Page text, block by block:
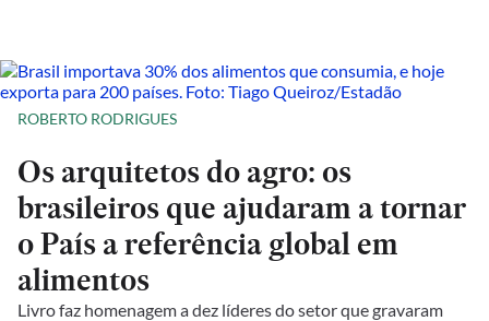
ROBERTO RODRIGUES
Os arquitetos do agro: os
brasileiros que ajudaram a tornar
o País a referência global em
alimentos
Livro faz homenagem a dez líderes do setor que gravaram